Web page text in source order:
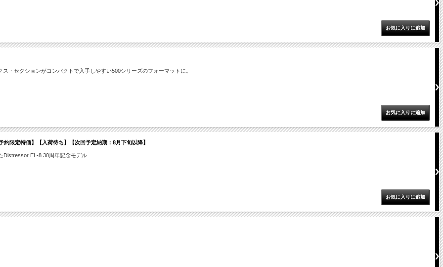
・セクションがコンパクトで入手しやすい500シリーズのフォーマットに。
限定特価】【入荷待ち】【次回予定納期：8月下旬以降】
Distressor EL-8 30周年記念モデル